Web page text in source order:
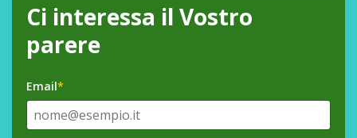
Ci interessa il Vostro
parere
Email*